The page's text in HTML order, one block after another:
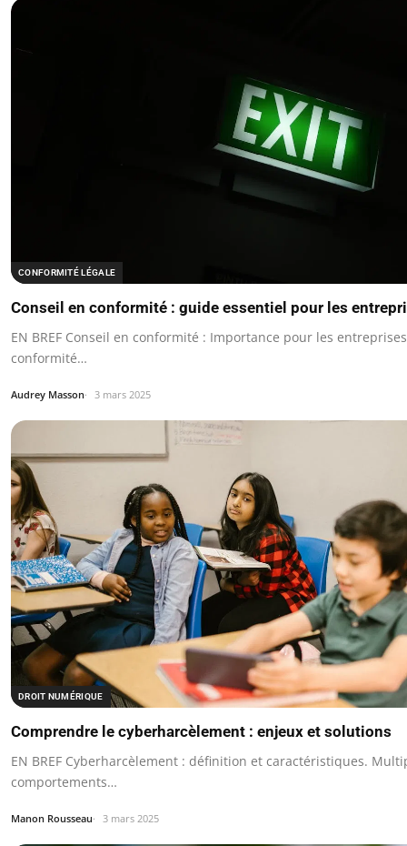
CONFORMITÉ LÉGALE
Conseil en conformité : guide essentiel pour les
EN BREF Conseil en conformité : Importance pour les
conformité…
Audrey Masson 3 mars 2025
DROIT NUMÉRIQUE
Comprendre le cyberharcèlement : enjeux et solutions
EN BREF Cyberharcèlement : définition et caractéristiques.
comportements…
Manon Rousseau 3 mars 2025